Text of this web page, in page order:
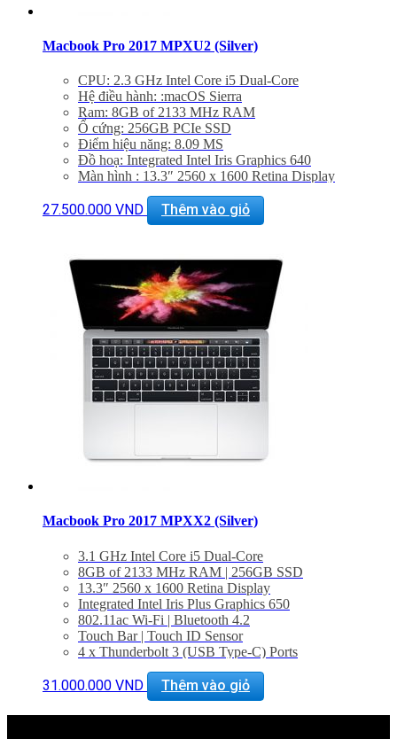
Macbook Pro 2017 MPXU2 (Silver)
CPU: 2.3 GHz Intel Core i5 Dual-Core
Hệ điều hành: :macOS Sierra
Ram: 8GB of 2133 MHz RAM
Ổ cứng: 256GB PCIe SSD
Điểm hiệu năng: 8.09 MS
Đồ hoạ: Integrated Intel Iris Graphics 640
Màn hình : 13.3″ 2560 x 1600 Retina Display
Thiết bị nghe nhìn: 720p FaceTime HD Camera &
Dual Mics, 3.5mm Headphones Jack | Stereo Speakers
Bluetooth: Bluetooth 4.2
BẢO HÀNH 1 NĂM.
27.500.000 VND Thêm vào giỏ
Macbook Pro 2017 MPXX2 (Silver)
3.1 GHz Intel Core i5 Dual-Core
8GB of 2133 MHz RAM | 256GB SSD
13.3″ 2560 x 1600 Retina Display
Integrated Intel Iris Plus Graphics 650
802.11ac Wi-Fi | Bluetooth 4.2
Touch Bar | Touch ID Sensor
4 x Thunderbolt 3 (USB Type-C) Ports
Force Touch Trackpad
macOS Sierra
BẢO HÀNH 1 NĂM.
31.000.000 VND Thêm vào giỏ